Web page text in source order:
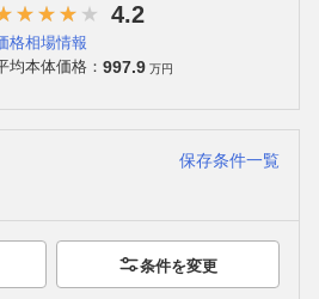
4.2
格相場情報
均本体価格： 997.9 万円
保存条件一覧
条件を変更